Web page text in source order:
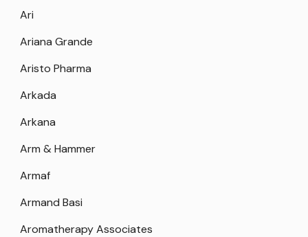
Ari
Ariana Grande
Aristo Pharma
Arkada
Arkana
Arm & Hammer
Armaf
Armand Basi
Aromatherapy Associates